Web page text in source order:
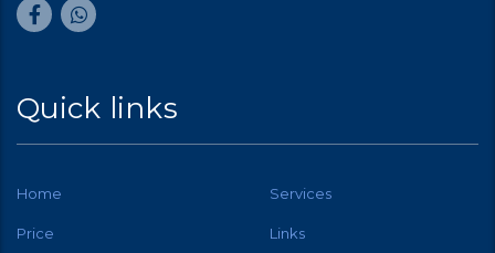
Quick links
Home Services
Price Links